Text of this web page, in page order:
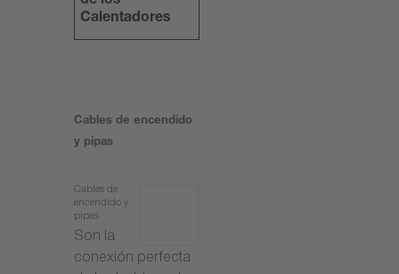
Calentadores
Cables de encendido
y pipas
Cables de
encendido y
pipas
Son la
conexión perfecta